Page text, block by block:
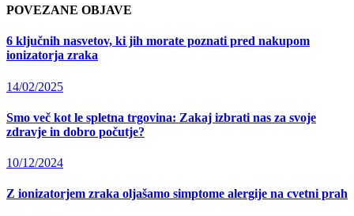
POVEZANE OBJAVE
6 ključnih nasvetov, ki jih morate poznati pred nakupom
ionizatorja zraka
Posted
14/02/2025
Smo več kot le spletna trgovina: Zakaj izbrati nas za svoje
zdravje in dobro počutje?
Posted
10/12/2024
Z ionizatorjem zraka oljašamo simptome alergije na cvetni prah